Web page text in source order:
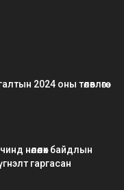
2024 оны төлөвлөгөө
нөлөөлөх байдлын
гаргасан